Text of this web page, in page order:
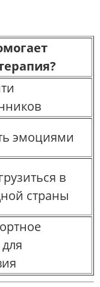
эмоциями
в
страны